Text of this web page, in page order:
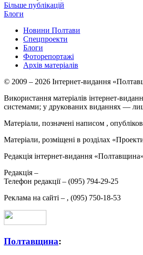
Більше публікацій
Блоги
Новини Полтави
Спецпроекти
Блоги
Фоторепортажі
Архів матеріалів
© 2009 – 2026 Інтернет-видання
Використання матеріалів інтернет-
системами; у друкованих виданнях —
Матеріали, позначені написом ,
Матеріали, розміщені в розділах
Редакція інтернет-видання
Редакція –
Телефон редакції – (095) 794-29-25
Реклама на сайті – , (095) 750-18-53
Полтавщина: